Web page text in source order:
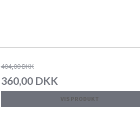
404,00 DKK
360,00 DKK
VIS PRODUKT